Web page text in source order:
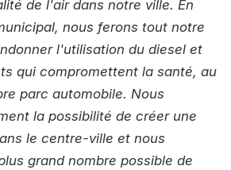
de l'air dans notre ville. En
nous ferons tout notre
l'utilisation du diesel et
qui compromettent la santé, au
parc automobile. Nous
la possibilité de créer une
le centre-ville et nous
grand nombre possible de